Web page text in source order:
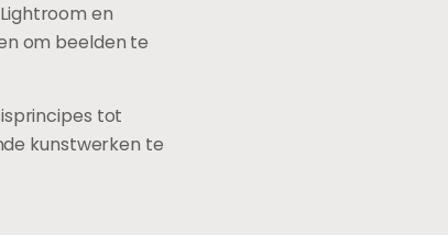
en
om beelden te
tot
kunstwerken te